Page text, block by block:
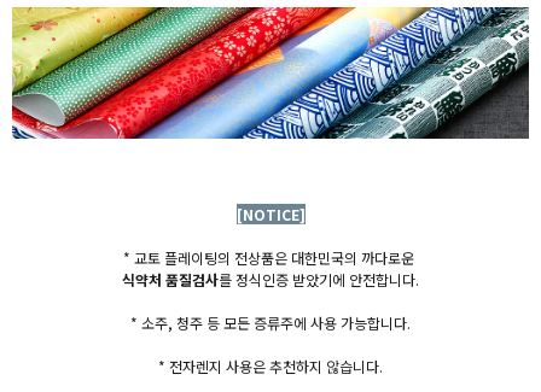
[NOTICE]
* 교토 플레이팅의 전상품은 대한민국의 까다로운
식약처 품질검사를 정식인증 받았기에 안전합니다.
* 소주, 청주 등 모든 증류주에 사용 가능합니다.
* 전자렌지 사용은 추천하지 않습니다.